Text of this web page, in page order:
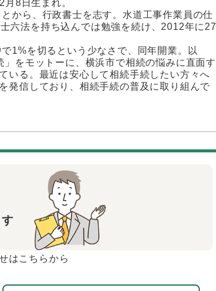
8日生まれ。
から、行政書士を志す。水道工事作業員の仕
六法を持ち込んでは勉強を続け、2012年に27
1%を切るという少なさで、同年開業。以
をモットーに、横浜市で相続の悩みに直面す
いる。最近は安心して相続手続したい方々へ
発信しており、相続手続の普及に取り組んで
はこちらから